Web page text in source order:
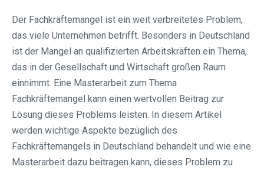
Der Fachkräftemangel ist ein weit verbreitetes Problem,
das viele Unternehmen betrifft. Besonders in Deutschland
ist der Mangel an qualifizierten Arbeitskräften ein Thema,
das in der Gesellschaft und Wirtschaft großen Raum
einnimmt. Eine Masterarbeit zum Thema
Fachkräftemangel kann einen wertvollen Beitrag zur
Lösung dieses Problems leisten. In diesem Artikel
werden wichtige Aspekte bezüglich des
Fachkräftemangels in Deutschland behandelt und wie eine
Masterarbeit dazu beitragen kann, dieses Problem zu